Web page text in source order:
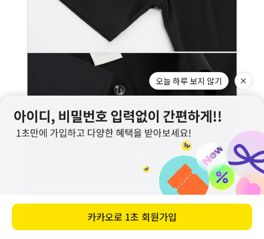
오늘 하루 보지 않기
카카오로 1초 회원가입